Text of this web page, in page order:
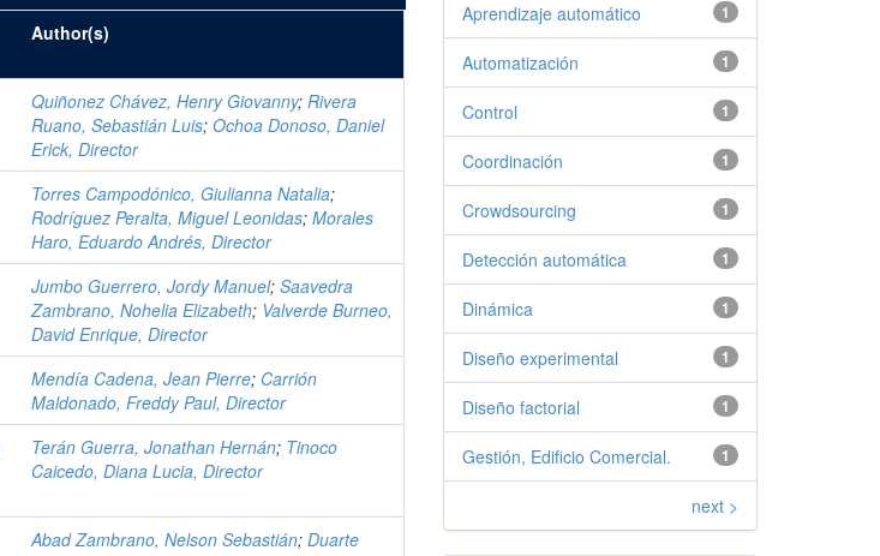
Author(s)
Quiñonez Chávez, Henry Giovanny;Rivera
Ruano, Sebastián Luis;Ochoa Donoso, Daniel
Erick, Director
Torres Campodónico, Giulianna Natalia;
Rodríguez Peralta, Miguel Leonidas;Morales
Haro, Eduardo Andrés, Director
Jumbo Guerrero, Jordy Manuel;Saavedra
Zambrano, Nohelia Elizabeth; Valverde Burneo,
David Enrique, Director
Mendía Cadena, Jean Pierre; Carrión
Maldonado, Freddy Paul, Director
Terán Guerra, Jonathan Hernán; Tinoco
Caicedo, Diana Lucia, Director
Abad Zambrano, Nelson Sebastián;Duarte
1
Aprendizaje automático
1
Automatización
1
Control
1
Coordinación
1
Crowdsourcing
1
Detección automática
1
Dinámica
1
Diseño experimental
1
Diseño factorial
1
Gestión, Edificio Comercial.
next >